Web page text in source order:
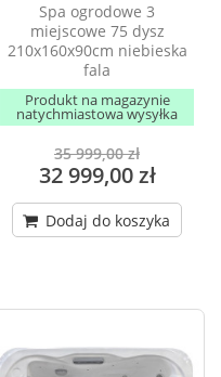
Spa ogrodowe 3
miejscowe 75 dysz
210x160x90cm niebieska
fala
Produkt na magazynie
natychmiastowa wysyłka
35 999,00 zł
32 999,00 zł
Dodaj do koszyka